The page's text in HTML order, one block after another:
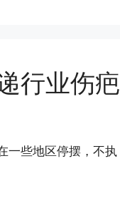
行业伤疤
一些地区停摆，不执